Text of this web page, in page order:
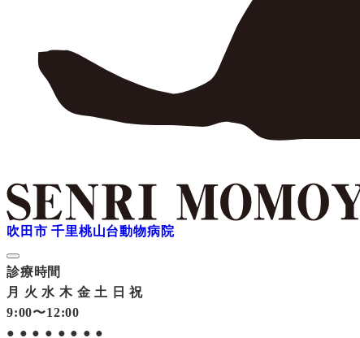
吹田市 千里桃山台動物病院
診療時間
月
火 水 木 金 土 日 祝
9:00〜12:00
● ● ● ● ● ● ● ●